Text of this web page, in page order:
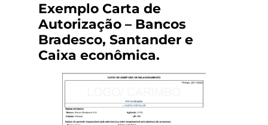
Exemplo Carta de
Autorização – Bancos
Bradesco, Santander e
Caixa econômica.